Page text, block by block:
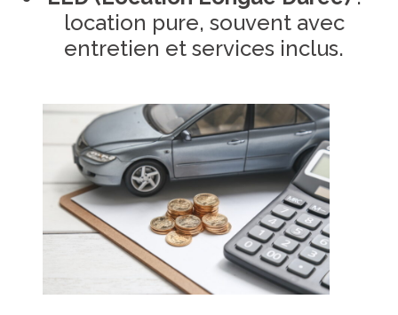
location pure, souvent avec
entretien et services inclus.